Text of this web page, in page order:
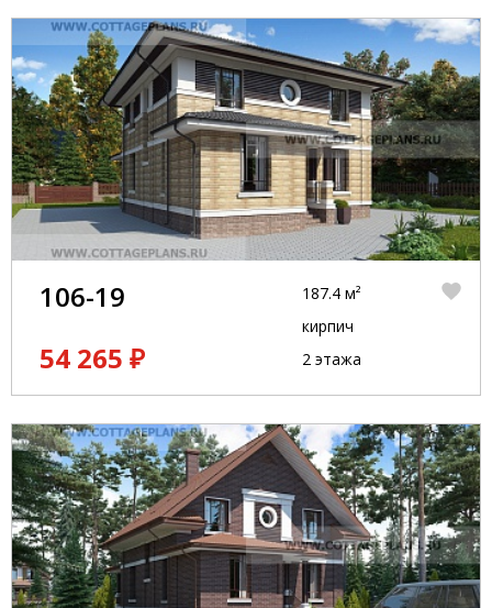
106-19
54 265 ₽
187.4 м²
кирпич
2 этажа